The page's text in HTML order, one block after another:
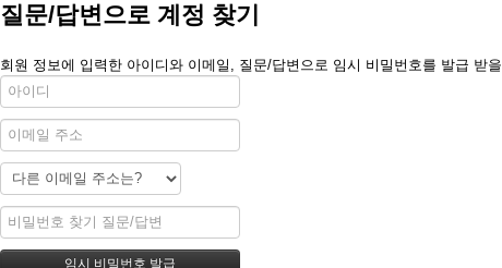
질문/답변으로 계정 찾기
회원 정보에 입력한 아이디와 이메일, 질문/답변으로 임시 비밀번호를 발급 받